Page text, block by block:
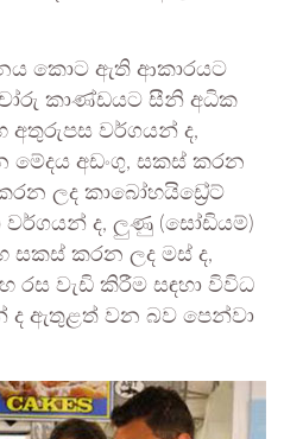
කොට ඇති ආකාරයට
කාණ්ඩයට සීනි අධික
අතුරුපස වර්ගයන් ද,
අඩංගු, සකස් කරන
ලද කාබෝහයිඩ්‍රේට්
වර්ගයන් ද, ලුණු (සෝඩියම්)
සකස් කරන ලද මස් ද,
රස වැඩි කිරීම සඳහා විවිධ
ද ඇතුළත් වන බව පෙන්වා